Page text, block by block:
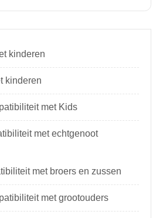
kinderen
kinderen
met Kids
met echtgenoot
met broers en zussen
met grootouders